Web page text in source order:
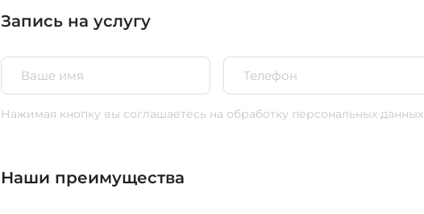
Запись на услугу
Нажимая кнопку вы соглашаетесь на обработку персональных данных
Наши преимущества